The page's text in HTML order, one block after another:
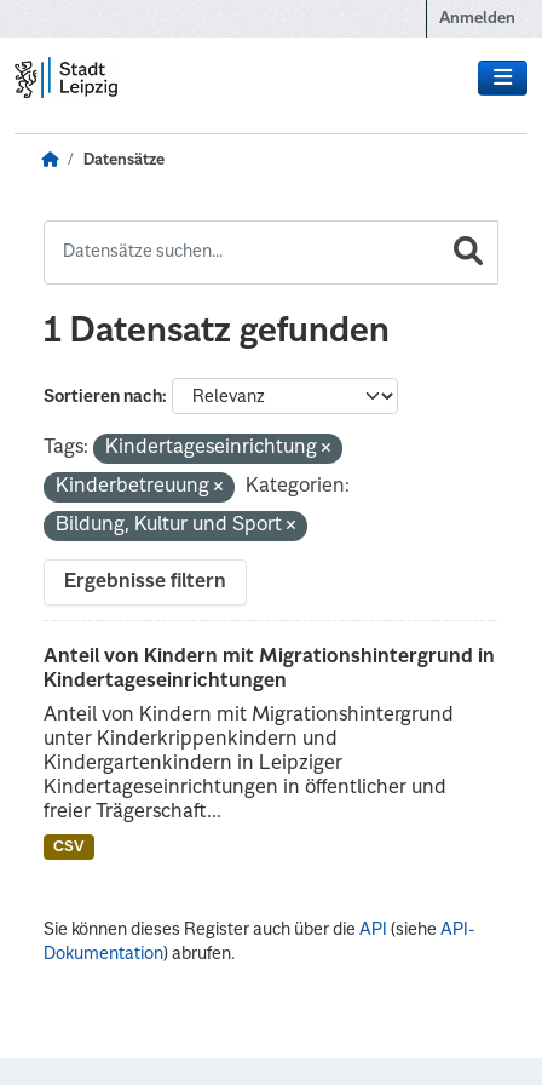
Anmelden
Datensätze
1 Datensatz gefunden
Sortieren nach
Tags:
Kindertageseinrichtung
Kinderbetreuung
Kategorien:
Bildung, Kultur und Sport
Ergebnisse filtern
Anteil von Kindern mit Migrationshintergrund in
Kindertageseinrichtungen
Anteil von Kindern mit Migrationshintergrund
unter Kinderkrippenkindern und
Kindergartenkindern in Leipziger
Kindertageseinrichtungen in öffentlicher und
freier Trägerschaft...
CSV
Sie können dieses Register auch über dieAPI (sieheAPI-
Dokumentation) abrufen.